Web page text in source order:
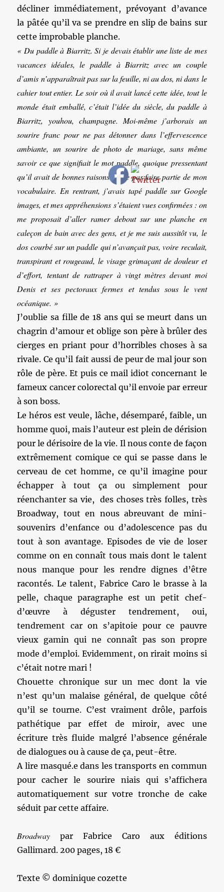
décliner immédiatement, prévoyant d’avance
la pâtée qu’il va se prendre en slip de bains sur
cette improbable planche.
« Du paddle à Biarritz. Si je devais établir une liste de mes
vacances idéales, le paddle à Biarritz avec un couple
d’amis n’apparaîtrait pas sur la feuille, ni au dos, ni dans le
cahier tout entier. Le soir où il avait lancé cette idée, tout le
monde était emballé, c’était l’idée du siècle, du paddle à
Biarritz, youhou, champagne. Moi-même j’arborais un
sourire franc pour ne pas détonner dans l’effervescence
ambiante, un sourire de photo de mariage, sans même
savoir ce que signifiait le mot paddle, quoique pressentant
qu’il avait de bonnes raisons de ne pas faire partie de mon
vocabulaire. En rentrant, j’avais tapé paddle sur Google
images, et mes appréhensions s’étaient vues confirmées : on
me proposait d’aller ramer debout sur une planche en
caleçon de bain avec des gens, et je me suis aussitôt vu, le
dos courbé sur un paddle qui n’avançait pas, voire reculait,
transpirant et rougeaud, le visage grimaçant de douleur et
d’effort, tentant de rattraper à vingt mètres devant moi
Denis et ses pectoraux fermes et tendus sous le vent
océanique. »
J’oublie sa fille de 18 ans qui se meurt dans un
chagrin d’amour et oblige son père à brûler des
cierges en priant pour d’horribles choses à sa
rivale. Ce qu’il fait aussi de peur de mal jour son
rôle de père. Et puis ce mail idiot concernant le
fameux cancer colorectal qu’il envoie par erreur
à son boss.
Le héros est veule, lâche, désemparé, faible, un
homme quoi, mais l’auteur est plein de dérision
pour le dérisoire de la vie. Il nous conte de façon
extrêmement comique ce qui se passe dans le
cerveau de cet homme, ce qu’il imagine pour
échapper à tout ça ou simplement pour
réenchanter sa vie, des choses très folles, très
Broadway, tout en nous abreuvant de mini-
souvenirs d’enfance ou d’adolescence pas du
tout à son avantage. Episodes de vie de loser
comme on en connaît tous mais dont le talent
nous manque pour les rendre dignes d’être
racontés. Le talent, Fabrice Caro le brasse à la
pelle, chaque paragraphe est un petit chef-
d’œuvre à déguster tendrement, oui,
tendrement car on s’apitoie pour ce pauvre
vieux gamin qui ne connaît pas son propre
mode d’emploi. Evidemment, on rirait moins si
c’était notre mari !
Chouette chronique sur un mec dont la vie
n’est qu’un malaise général, de quelque côté
qu’il se tourne. C’est vraiment drôle, parfois
pathétique par effet de miroir, avec une
écriture très fluide malgré l’absence générale
de dialogues ou à cause de ça, peut-être.
A lire masqué.e dans les transports en commun
pour cacher le sourire niais qui s’affichera
automatiquement sur votre tronche de cake
séduit par cette affaire.
Broadway par Fabrice Caro aux éditions
Gallimard. 200 pages, 18 €
Texte © dominique cozette